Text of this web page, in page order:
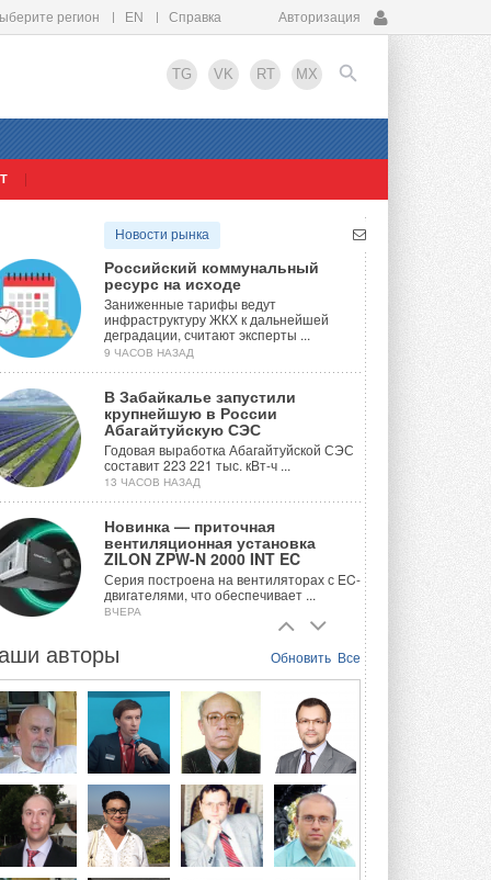
регион EN Справка Авторизация
TG VK RT MX
EN
Новости рынка
Российский коммунальный
ресурс на исходе
Заниженные тарифы ведут
инфраструктуру ЖКХ к дальнейшей
деградации, считают эксперты ...
9 ЧАСОВ НАЗАД
В Забайкалье запустили
крупнейшую в России
Абагайтуйскую СЭС
Годовая выработка Абагайтуйской СЭС
составит 223 221 тыс. кВт-ч ...
13 ЧАСОВ НАЗАД
Новинка — приточная
вентиляционная установка
ZILON ZPW-N 2000 INT EC
Серия построена на вентиляторах с EC-
двигателями, что обеспечивает ...
ВЧЕРА
Учёные ЮУрГУ создали
объединяющую солнечную и
геотермальную энергию
Природосберегающие технологии ...
ВЧЕРА
Для Арктики создали
технологию защиты
ветрогенераторов от аварий
Разработка учитывает влияние
мерзлоты, обледенения и снеговых ...
ВЧЕРА
Обновить Все
авторы